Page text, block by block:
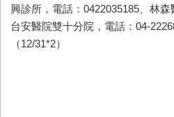
興診所，電話：0422035185、林
台安醫院雙十分院，電話：04-
（12/31*2）